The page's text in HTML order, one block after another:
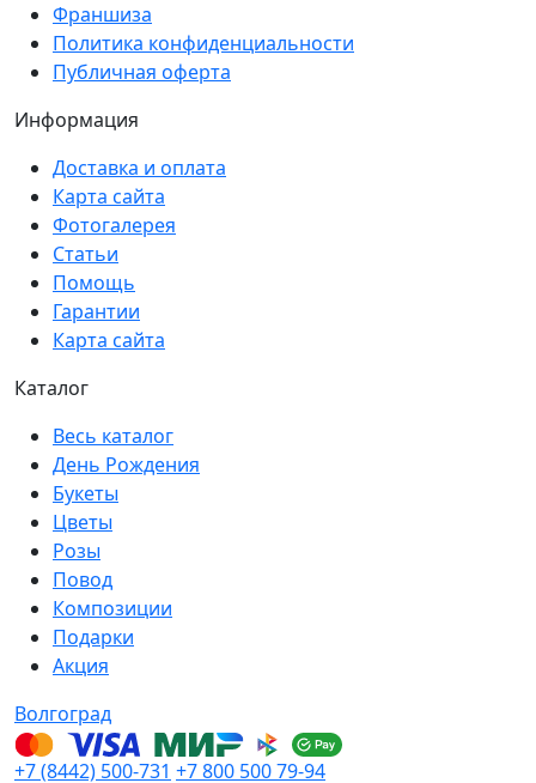
Франшиза
Политика конфиденциальности
Публичная оферта
Информация
Доставка и оплата
Карта сайта
Фотогалерея
Статьи
Помощь
Гарантии
Карта сайта
Каталог
Весь каталог
День Рождения
Букеты
Цветы
Розы
Повод
Композиции
Подарки
Акция
Волгоград
+7 (8442) 500-731 +7 800 500 79-94